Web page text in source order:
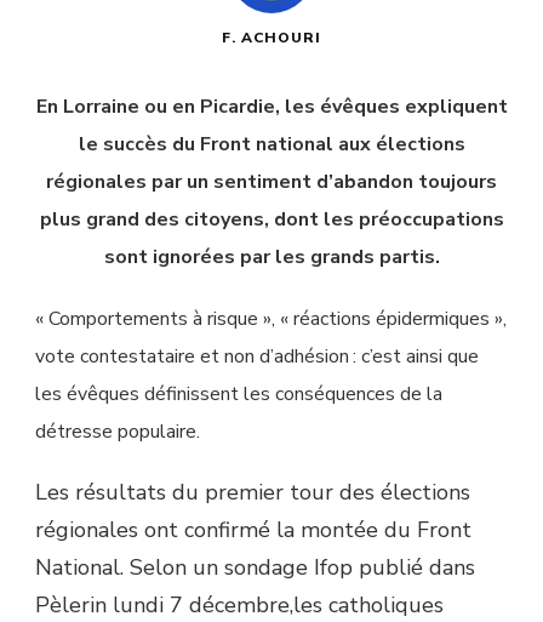
F. ACHOURI
En Lorraine ou en Picardie, les évêques expliquent
le succès du Front national aux élections
régionales par un sentiment d’abandon toujours
plus grand des citoyens, dont les préoccupations
sont ignorées par les grands partis.
« Comportements à risque », « réactions épidermiques »,
vote contestataire et non d’adhésion : c’est ainsi que
les évêques définissent les conséquences de la
détresse populaire.
Les résultats du premier tour des élections
régionales ont confirmé la montée du Front
National. Selon un sondage Ifop publié dans
Pèlerin lundi 7 décembre,les catholiques